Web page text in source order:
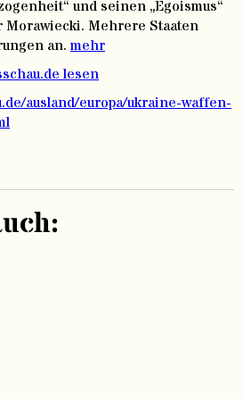
und seinen „Egoismus“
Morawiecki. Mehrere Staaten
an. mehr
lesen
ausland/europa/ukraine-waffen-